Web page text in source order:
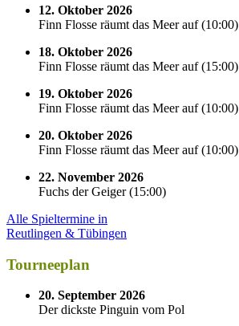
12. Oktober 2026
Finn Flosse räumt das Meer auf(10:00)
18. Oktober 2026
Finn Flosse räumt das Meer auf(15:00)
19. Oktober 2026
Finn Flosse räumt das Meer auf(10:00)
20. Oktober 2026
Finn Flosse räumt das Meer auf(10:00)
22. November 2026
Fuchs der Geiger(15:00)
Alle Spieltermine in
Reutlingen & Tübingen
Tourneeplan
20. September 2026
Der dickste Pinguin vom Pol